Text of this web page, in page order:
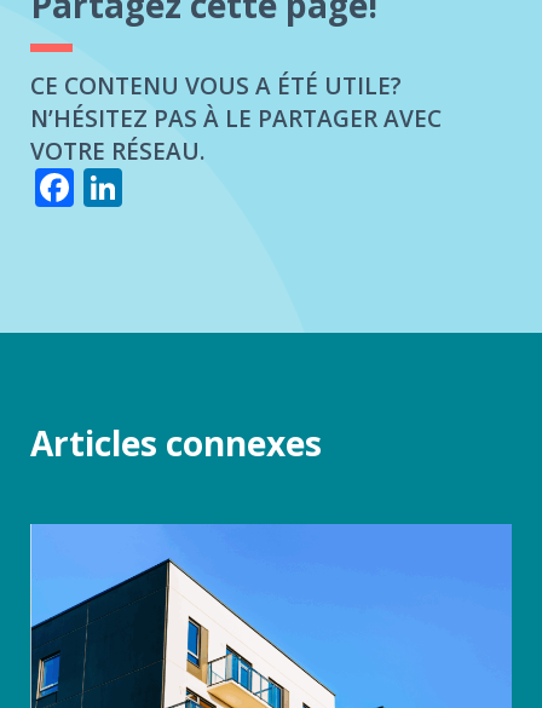
CE CONTENU VOUS A ÉTÉ UTILE?
N’HÉSITEZ PAS À LE PARTAGER AVEC
VOTRE RÉSEAU.
Facebook
Articles connexes